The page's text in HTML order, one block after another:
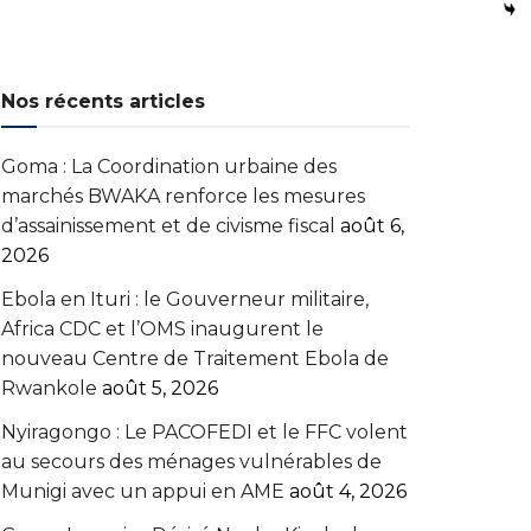
Nos récents articles
Goma : La Coordination urbaine des
marchés BWAKA renforce les mesures
d’assainissement et de civisme fiscal août 6,
2026
Ebola en Ituri : le Gouverneur militaire,
Africa CDC et l’OMS inaugurent le
nouveau Centre de Traitement Ebola de
Rwankole août 5, 2026
‎Nyiragongo : Le PACOFEDI et le FFC volent
au secours des ménages vulnérables de
Munigi avec un appui en AME‎‎ août 4, 2026